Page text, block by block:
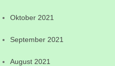
Oktober 2021
September 2021
August 2021